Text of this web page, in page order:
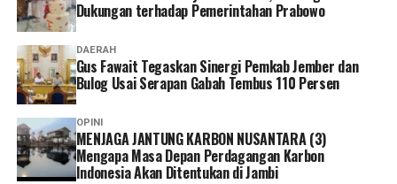
administrasi dengan lebih cepat tanpa harus datang dan
mengantre di kantor,” tuturnya. (*)
Dukungan terhadap Pemerintahan Prabowo
DAERAH
Gus Fawait Tegaskan Sinergi Pemkab Jember dan
Bulog Usai Serapan Gabah Tembus 110 Persen
OPINI
MENJAGA JANTUNG KARBON NUSANTARA (3)
Mengapa Masa Depan Perdagangan Karbon
Indonesia Akan Ditentukan di Jambi